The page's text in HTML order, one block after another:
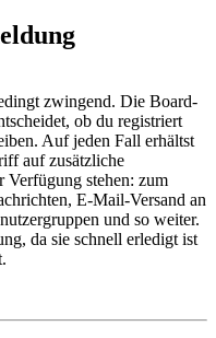
zwingend. Die Board-
ob du registriert
Auf jeden Fall erhältst
auf zusätzliche
Verfügung stehen: zum
E-Mail-Versand an
und so weiter.
da sie schnell erledigt ist